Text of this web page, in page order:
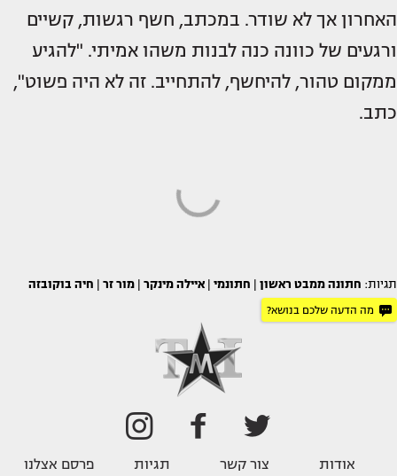
האחרון אך לא שודר. במכתב, חשף רגשות, קשיים
ורגעים של כוונה כנה לבנות משהו אמיתי. "להגיע
ממקום טהור, להיחשף, להתחייב. זה לא היה פשוט",
כתב.
תגיות: חתונה ממבט ראשון חתונמי איילה מינקר מור זר חיה בוקובזה
מה הדעה שלכם בנושא?
אודות צור קשר תגיות פרסם אצלנו